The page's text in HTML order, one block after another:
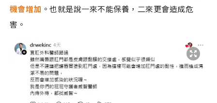
機會增加 。也就是說一來不能保養，二來更會造成危
害。